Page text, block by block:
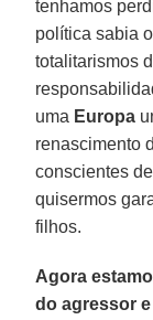
tenhamos
política sabia
totalitarismos
uma Europa
renascimento
conscientes
quisermos
filhos.
Agora
do agressor